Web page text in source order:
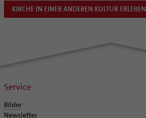
Supervision
Pfarrgemeinden
KIRCHE IN EINER ANDEREN KULTUR ERLEBEN
Service
Bilder
Newsletter